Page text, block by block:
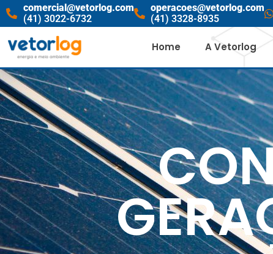
comercial@vetorlog.com
(41) 3022-6732
operacoes@vetorlog.com
(41) 3328-8935
Home A Vetorlog